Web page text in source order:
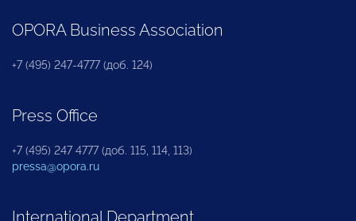
OPORA Business Association
+7 (495) 247-4777 (доб. 124)
Press Office
+7 (495) 247 4777 (доб. 115, 114, 113)
pressa@opora.ru